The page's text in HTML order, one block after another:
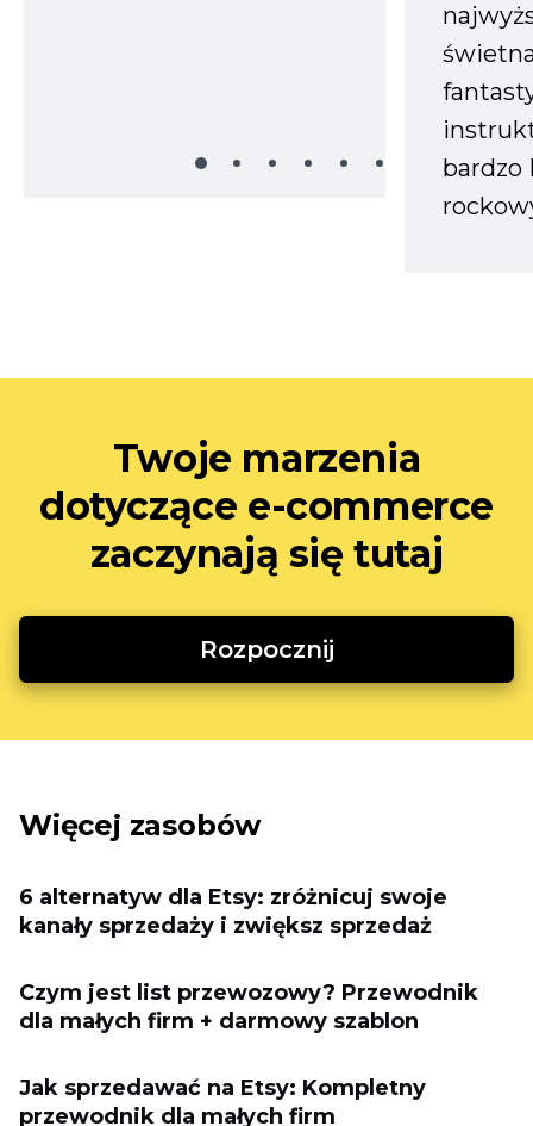
bardzo
Twoje marzenia
dotyczące e-commerce
zaczynają się tutaj
Rozpocznij
Więcej zasobów
6 alternatyw dla Etsy: zróżnicuj swoje
kanały sprzedaży i zwiększ sprzedaż
Czym jest list przewozowy? Przewodnik
dla małych firm + darmowy szablon
Jak sprzedawać na Etsy: Kompletny
przewodnik dla małych firm